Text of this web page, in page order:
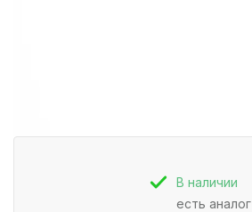
В наличии
есть аналог